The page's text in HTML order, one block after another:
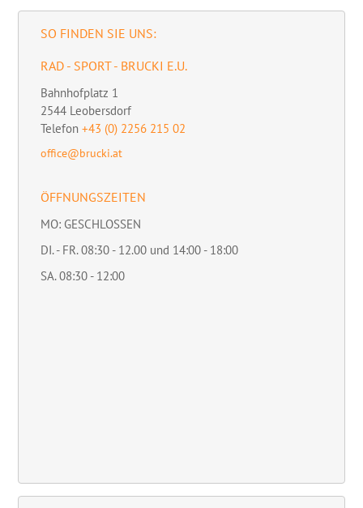
SO FINDEN SIE UNS:
RAD - SPORT - BRUCKI E.U.
Bahnhofplatz 1
2544 Leobersdorf
Telefon +43 (0) 2256 215 02
office@brucki.at
ÖFFNUNGSZEITEN
MO: GESCHLOSSEN
DI. - FR. 08:30 - 12.00 und 14:00 - 18:00
SA. 08:30 - 12:00